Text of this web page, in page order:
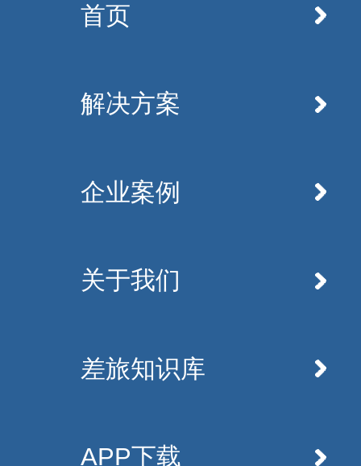
首页
解决方案
企业案例
关于我们
差旅知识库
APP下载